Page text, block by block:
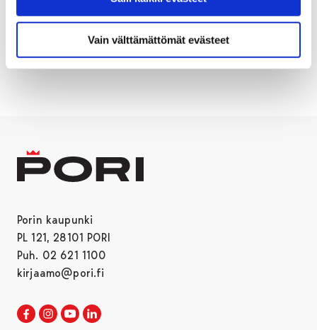
Vain välttämättömät evästeet
Porin kaupunki
PL 121, 28101 PORI
Puh. 02 621 1100
kirjaamo@pori.fi
Porin kaupunki Facebookissa
Avautuu uudessa välilehdessä
Porin kaupunki Instagramissa
Avautuu uudessa välilehdessä
Porin kaupunki Youtubessa
Avautuu uudessa välilehdessä